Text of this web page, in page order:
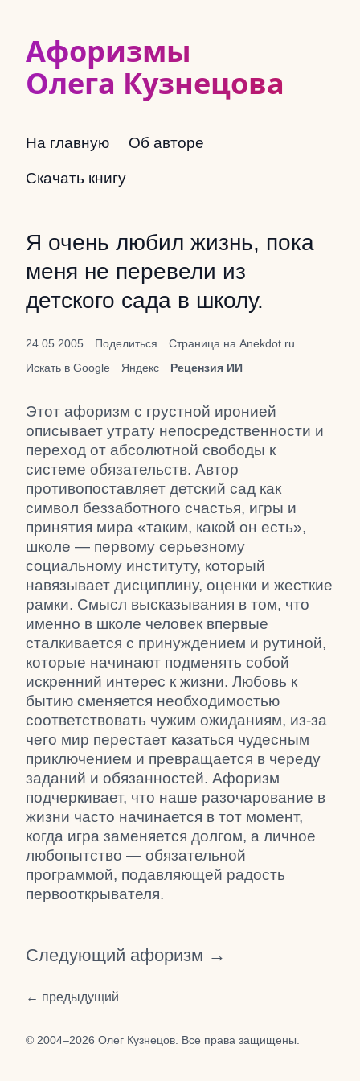
Афоризмы
Олега Кузнецова
На главную Об авторе
Скачать книгу
Я очень любил жизнь, пока
меня не перевели из
детского сада в школу.
24.05.2005 Поделиться
Страница на Anekdot.ru
Искать в Google
Яндекс Рецензия ИИ
Этот афоризм с грустной иронией
описывает утрату непосредственности и
переход от абсолютной свободы к
системе обязательств. Автор
противопоставляет детский сад как
символ беззаботного счастья, игры и
принятия мира «таким, какой он есть»,
школе — первому серьезному
социальному институту, который
навязывает дисциплину, оценки и жесткие
рамки. Смысл высказывания в том, что
именно в школе человек впервые
сталкивается с принуждением и рутиной,
которые начинают подменять собой
искренний интерес к жизни. Любовь к
бытию сменяется необходимостью
соответствовать чужим ожиданиям, из-за
чего мир перестает казаться чудесным
приключением и превращается в череду
заданий и обязанностей. Афоризм
подчеркивает, что наше разочарование в
жизни часто начинается в тот момент,
когда игра заменяется долгом, а личное
любопытство — обязательной
программой, подавляющей радость
первооткрывателя.
Следующий афоризм →
← предыдущий
© 2004–2026 Олег Кузнецов. Все права защищены.